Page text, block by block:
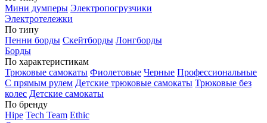
Мини думперы Электропогрузчики
Электротележки
По типу
Пенни борды Скейтборды Лонгборды
Борды
По характеристикам
Трюковые самокаты Фиолетовые Черные Профессиональные
С прямым рулем Детские трюковые самокаты Трюковые без
колес Детские самокаты
По бренду
Hipe Tech Team Ethic